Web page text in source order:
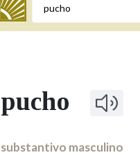
Termo a buscar
BUSCAR NOS LEMAS
pucho
substantivo masculino